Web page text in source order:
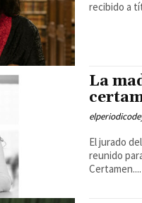
recibido a
La
El jurado
reunido
Certamen....